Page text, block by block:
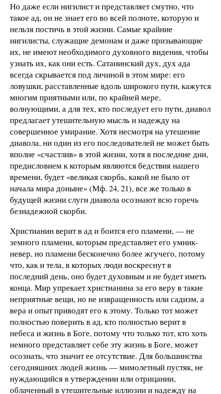
Но даже если нигилист и представляет смутно, что
такое ад, он не знает его во всей полноте, которую и
нельзя постичь в этой жизни. Самые крайние
нигилисты, служащие демонам и даже призывающие
их, не имеют необходимого духовного видения, чтобы
узнать их, как они есть. Сатанинский дух, дух ада
всегда скрывается под личиной в этом мире: его
ловушки, расставленные вдоль широкого пути, кажутся
многим приятными или, по крайней мере,
волнующими, а для тех, кто последует его пути, диавол
предлагает утешительную мысль и надежду на
совершенное умирание. Хотя несмотря на утешение
диавола, ни один из его последователей не может быть
вполне «счастлив» в этой жизни, хотя в последние дни,
предисловием к которым являются бедствия нашего
времени, будет «великая скорбь, какой не было от
начала мира доныне» (Мф. 24, 21), все же только в
будущей жизни слуги диавола осознают всю горечь
безнадежной скорби.
Христианин верит в ад и боится его пламени, — не
земного пламени, которым представляет его умник-
невер, но пламени бесконечно более жгучего, потому
что, как и тела, в которых люди воскреснут в
последний день, оно будет духовным и не будет иметь
конца. Мир упрекает христианина за его веру в такие
неприятные вещи, но не извращенность или садизм, а
вера и опыт приводят его к этому. Только тот может
полностью поверить в ад, кто полностью верит в
небеса и жизнь в Боге, потому что только тот, кто хоть
немного представляет себе эту жизнь в Боге, может
осознать, что значит ее отсутствие. Для большинства
сегодняшних людей жизнь — мимолетный пустяк, не
нуждающийся в утверждении или отрицании,
облаченный в утешительные иллюзии и надежду на